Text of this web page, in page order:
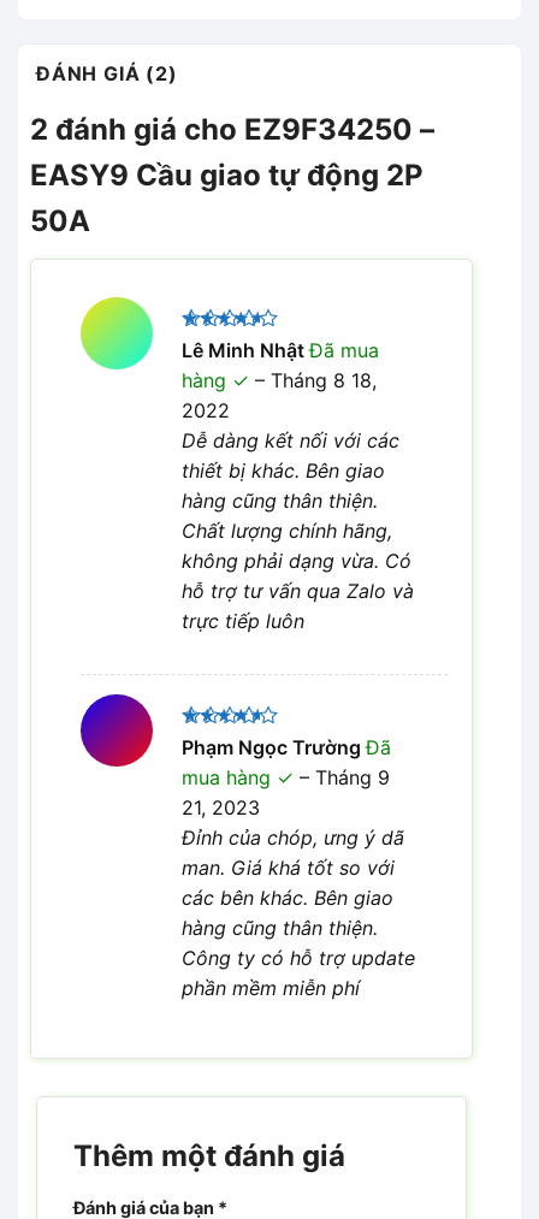
ĐÁNH GIÁ (2)
2 đánh giá cho EZ9F34250 –
EASY9 Cầu giao tự động 2P
50A
Được
xếp hạng
45 sao
Lê Minh NhậtĐã mua
hàng
– Tháng 8 18,
2022
Dễ dàng kết nối với các
thiết bị khác. Bên giao
hàng cũng thân thiện.
Chất lượng chính hãng,
không phải dạng vừa. Có
hỗ trợ tư vấn qua Zalo và
trực tiếp luôn
Được
xếp hạng
45 sao
Phạm Ngọc TrườngĐã
mua hàng
– Tháng 9
21, 2023
Đỉnh của chóp, ưng ý dã
man. Giá khá tốt so với
các bên khác. Bên giao
hàng cũng thân thiện.
Công ty có hỗ trợ update
phần mềm miễn phí
Thêm một đánh giá
Đánh giá của bạn *